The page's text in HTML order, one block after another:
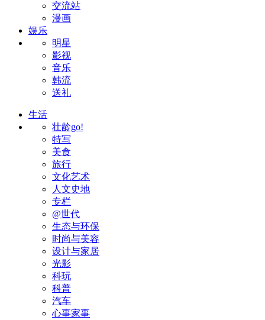
交流站
漫画
娱乐
明星
影视
音乐
韩流
送礼
生活
壮龄go!
特写
美食
旅行
文化艺术
人文史地
专栏
@世代
生态与环保
时尚与美容
设计与家居
光影
科玩
科普
汽车
心事家事